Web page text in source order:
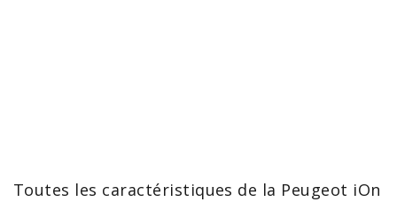
Toutes les caractéristiques de la Peugeot iOn